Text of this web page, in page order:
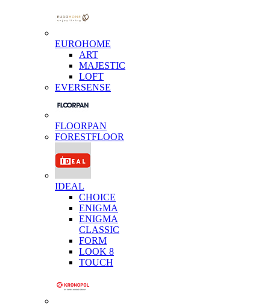
EUROHOME
ART
MAJESTIC
LOFT
EVERSENSE
FLOORPAN
FORESTFLOOR
IDEAL
CHOICE
ENIGMA
ENIGMA
CLASSIC
FORM
LOOK 8
TOUCH